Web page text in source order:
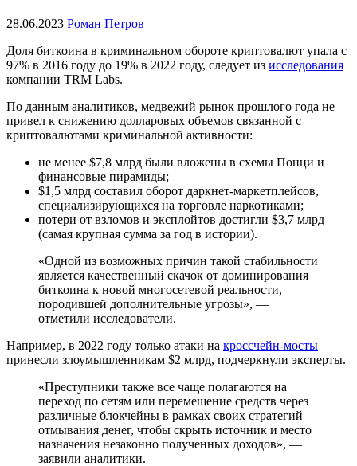
28.06.2023 Роман Петров
Доля биткоина в криминальном обороте криптовалют упала с
97% в 2016 году до 19% в 2022 году, следует из исследования
компании TRM Labs.
По данным аналитиков, медвежий рынок прошлого года не
привел к снижению долларовых объемов связанной с
криптовалютами криминальной активности:
не менее $7,8 млрд были вложены в схемы Понци и
финансовые пирамиды;
$1,5 млрд составил оборот даркнет-маркетплейсов,
специализирующихся на торговле наркотиками;
потери от взломов и эксплойтов достигли $3,7 млрд
(самая крупная сумма за год в истории).
«Одной из возможных причин такой стабильности
является качественный скачок от доминирования
биткоина к новой многосетевой реальности,
породившей дополнительные угрозы», —
отметили исследователи.
Например, в 2022 году только атаки на кроссчейн-мосты
принесли злоумышленникам $2 млрд, подчеркнули эксперты.
«Преступники также все чаще полагаются на
переход по сетям или перемещение средств через
различные блокчейны в рамках своих стратегий
отмывания денег, чтобы скрыть источник и место
назначения незаконно полученных доходов», —
заявили аналитики.